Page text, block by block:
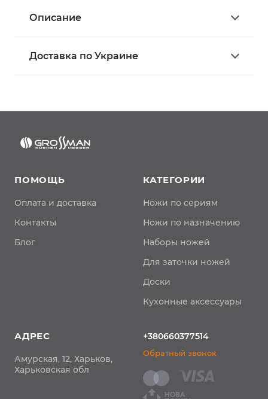
Описание
Доставка по Украине
ПОМОЩЬ
Оплата и доставка
Контакты
Блог
КАТЕГОРИИ
Ножи по сериям
Ножи по назначению
Наборы ножей
Для заточки ножей
Доски
Кухонные аксессуары
АДРЕС
Амурская, 12, Харьков,
Харьковская обл
+380660377514
Обратный звонок